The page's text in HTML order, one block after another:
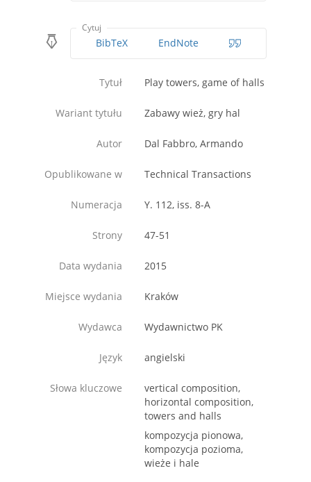
Cytuj
BibTeX EndNote
Tytuł Play towers, game of halls
Wariant tytułu Zabawy wież, gry hal
Autor Dal Fabbro, Armando
Opublikowane w Technical Transactions
Numeracja Y. 112, iss. 8-A
Strony 47-51
Data wydania 2015
Miejsce wydania Kraków
Wydawca Wydawnictwo PK
Język angielski
Słowa kluczowe
vertical composition,
horizontal composition,
towers and halls
kompozycja pionowa,
kompozycja pozioma,
wieże i hale